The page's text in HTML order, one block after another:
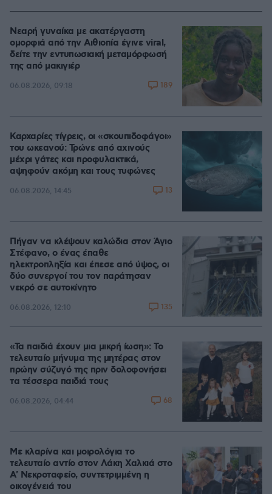
Νεαρή γυναίκα με ακατέργαστη
ομορφιά από την Αιθιοπία έγινε viral,
δείτε την εντυπωσιακή μεταμόρφωσή
της από μακιγιέρ
06.08.2026, 09:18 189
Καρχαρίες τίγρεις, οι «σκουπιδοφάγοι»
του ωκεανού: Τρώνε από αχινούς
μέχρι γάτες και προφυλακτικά,
αψηφούν ακόμη και τους τυφώνες
06.08.2026, 14:45 13
Πήγαν να κλέψουν καλώδια στον Άγιο
Στέφανο, ο ένας έπαθε
ηλεκτροπληξία και έπεσε από ύψος, οι
δύο συνεργοί του τον παράτησαν
νεκρό σε αυτοκίνητο
06.08.2026, 12:10 135
«Τα παιδιά έχουν μια μικρή ίωση»: Το
τελευταίο μήνυμα της μητέρας στον
πρώην σύζυγό της πριν δολοφονήσει
τα τέσσερα παιδιά τους
06.08.2026, 04:44 68
Με κλαρίνα και μοιρολόγια το
τελευταίο αντίο στον Λάκη Χαλκιά στο
A' Νεκροταφείο, συντετριμμένη η
οικογένειά του